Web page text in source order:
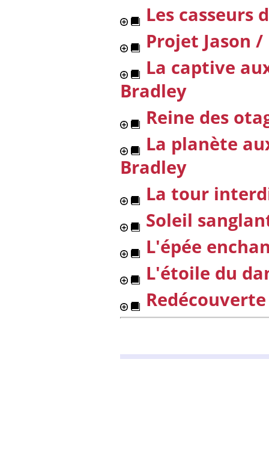
Les casseurs
Projet Jason /
La captive
Bradley
Reine des
La planète
Bradley
La tour
Soleil
L'épée
L'étoile du
Redécouverte